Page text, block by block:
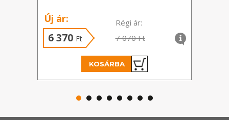
Új ár:
6 370 Ft
Régi ár:
7 070 Ft
KOSÁRBA